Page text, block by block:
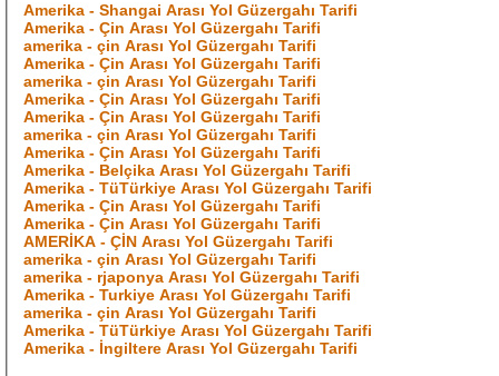
Amerika - Shangai Arası Yol Güzergahı Tarifi
Amerika - Çin Arası Yol Güzergahı Tarifi
amerika - çin Arası Yol Güzergahı Tarifi
Amerika - Çin Arası Yol Güzergahı Tarifi
amerika - çin Arası Yol Güzergahı Tarifi
Amerika - Çin Arası Yol Güzergahı Tarifi
Amerika - Çin Arası Yol Güzergahı Tarifi
amerika - çin Arası Yol Güzergahı Tarifi
Amerika - Çin Arası Yol Güzergahı Tarifi
Amerika - Belçika Arası Yol Güzergahı Tarifi
Amerika - TüTürkiye Arası Yol Güzergahı Tarifi
Amerika - Çin Arası Yol Güzergahı Tarifi
Amerika - Çin Arası Yol Güzergahı Tarifi
AMERİKA - ÇİN Arası Yol Güzergahı Tarifi
amerika - çin Arası Yol Güzergahı Tarifi
amerika - rjaponya Arası Yol Güzergahı Tarifi
Amerika - Turkiye Arası Yol Güzergahı Tarifi
amerika - çin Arası Yol Güzergahı Tarifi
Amerika - TüTürkiye Arası Yol Güzergahı Tarifi
Amerika - İngiltere Arası Yol Güzergahı Tarifi